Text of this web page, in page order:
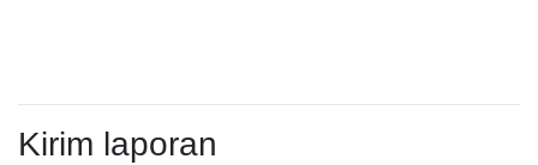
Kirim laporan